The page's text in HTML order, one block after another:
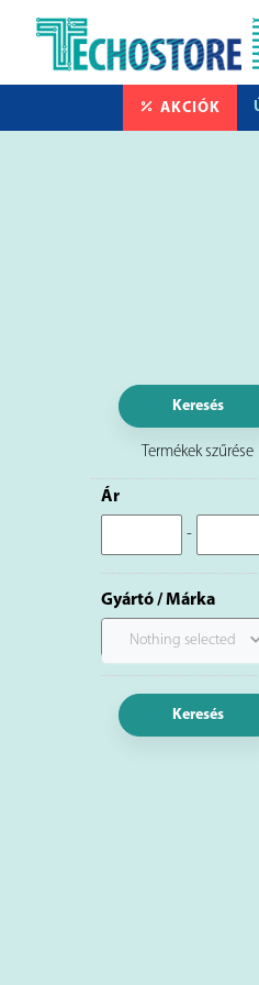
AKCIÓK
Keresés
Termékek szűrése
Ár
-
Gyártó / Márka
Nothing selected
Keresés